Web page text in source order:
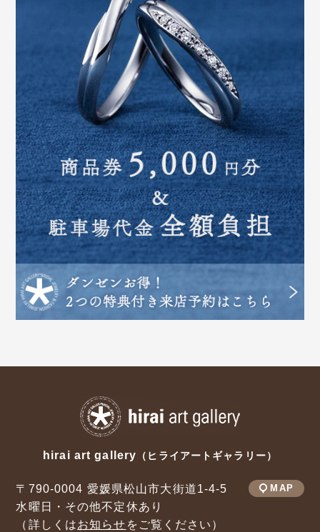
hirai art gallery （ヒライアートギャラリー）
MAP
〒790-0004 愛媛県松山市大街道1-4-5
水曜日・その他不定休あり
（詳しくはお知らせ をご覧ください）